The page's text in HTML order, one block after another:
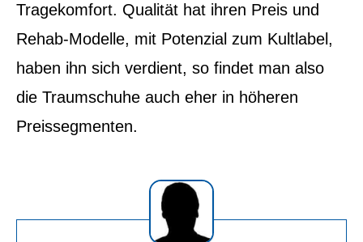
Tragekomfort. Qualität hat ihren Preis und
Rehab-Modelle, mit Potenzial zum Kultlabel,
haben ihn sich verdient, so findet man also
die Traumschuhe auch eher in höheren
Preissegmenten.